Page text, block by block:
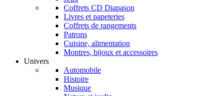
Coffrets CD Diapason
Livres et papeteries
Coffrets de rangements
Patrons
Cuisine, alimentation
Montres, bijoux et accessoires
Univers
Automobile
Histoire
Musique